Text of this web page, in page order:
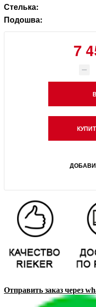
Стелька:
Подошва:
7
Отправить заказ через